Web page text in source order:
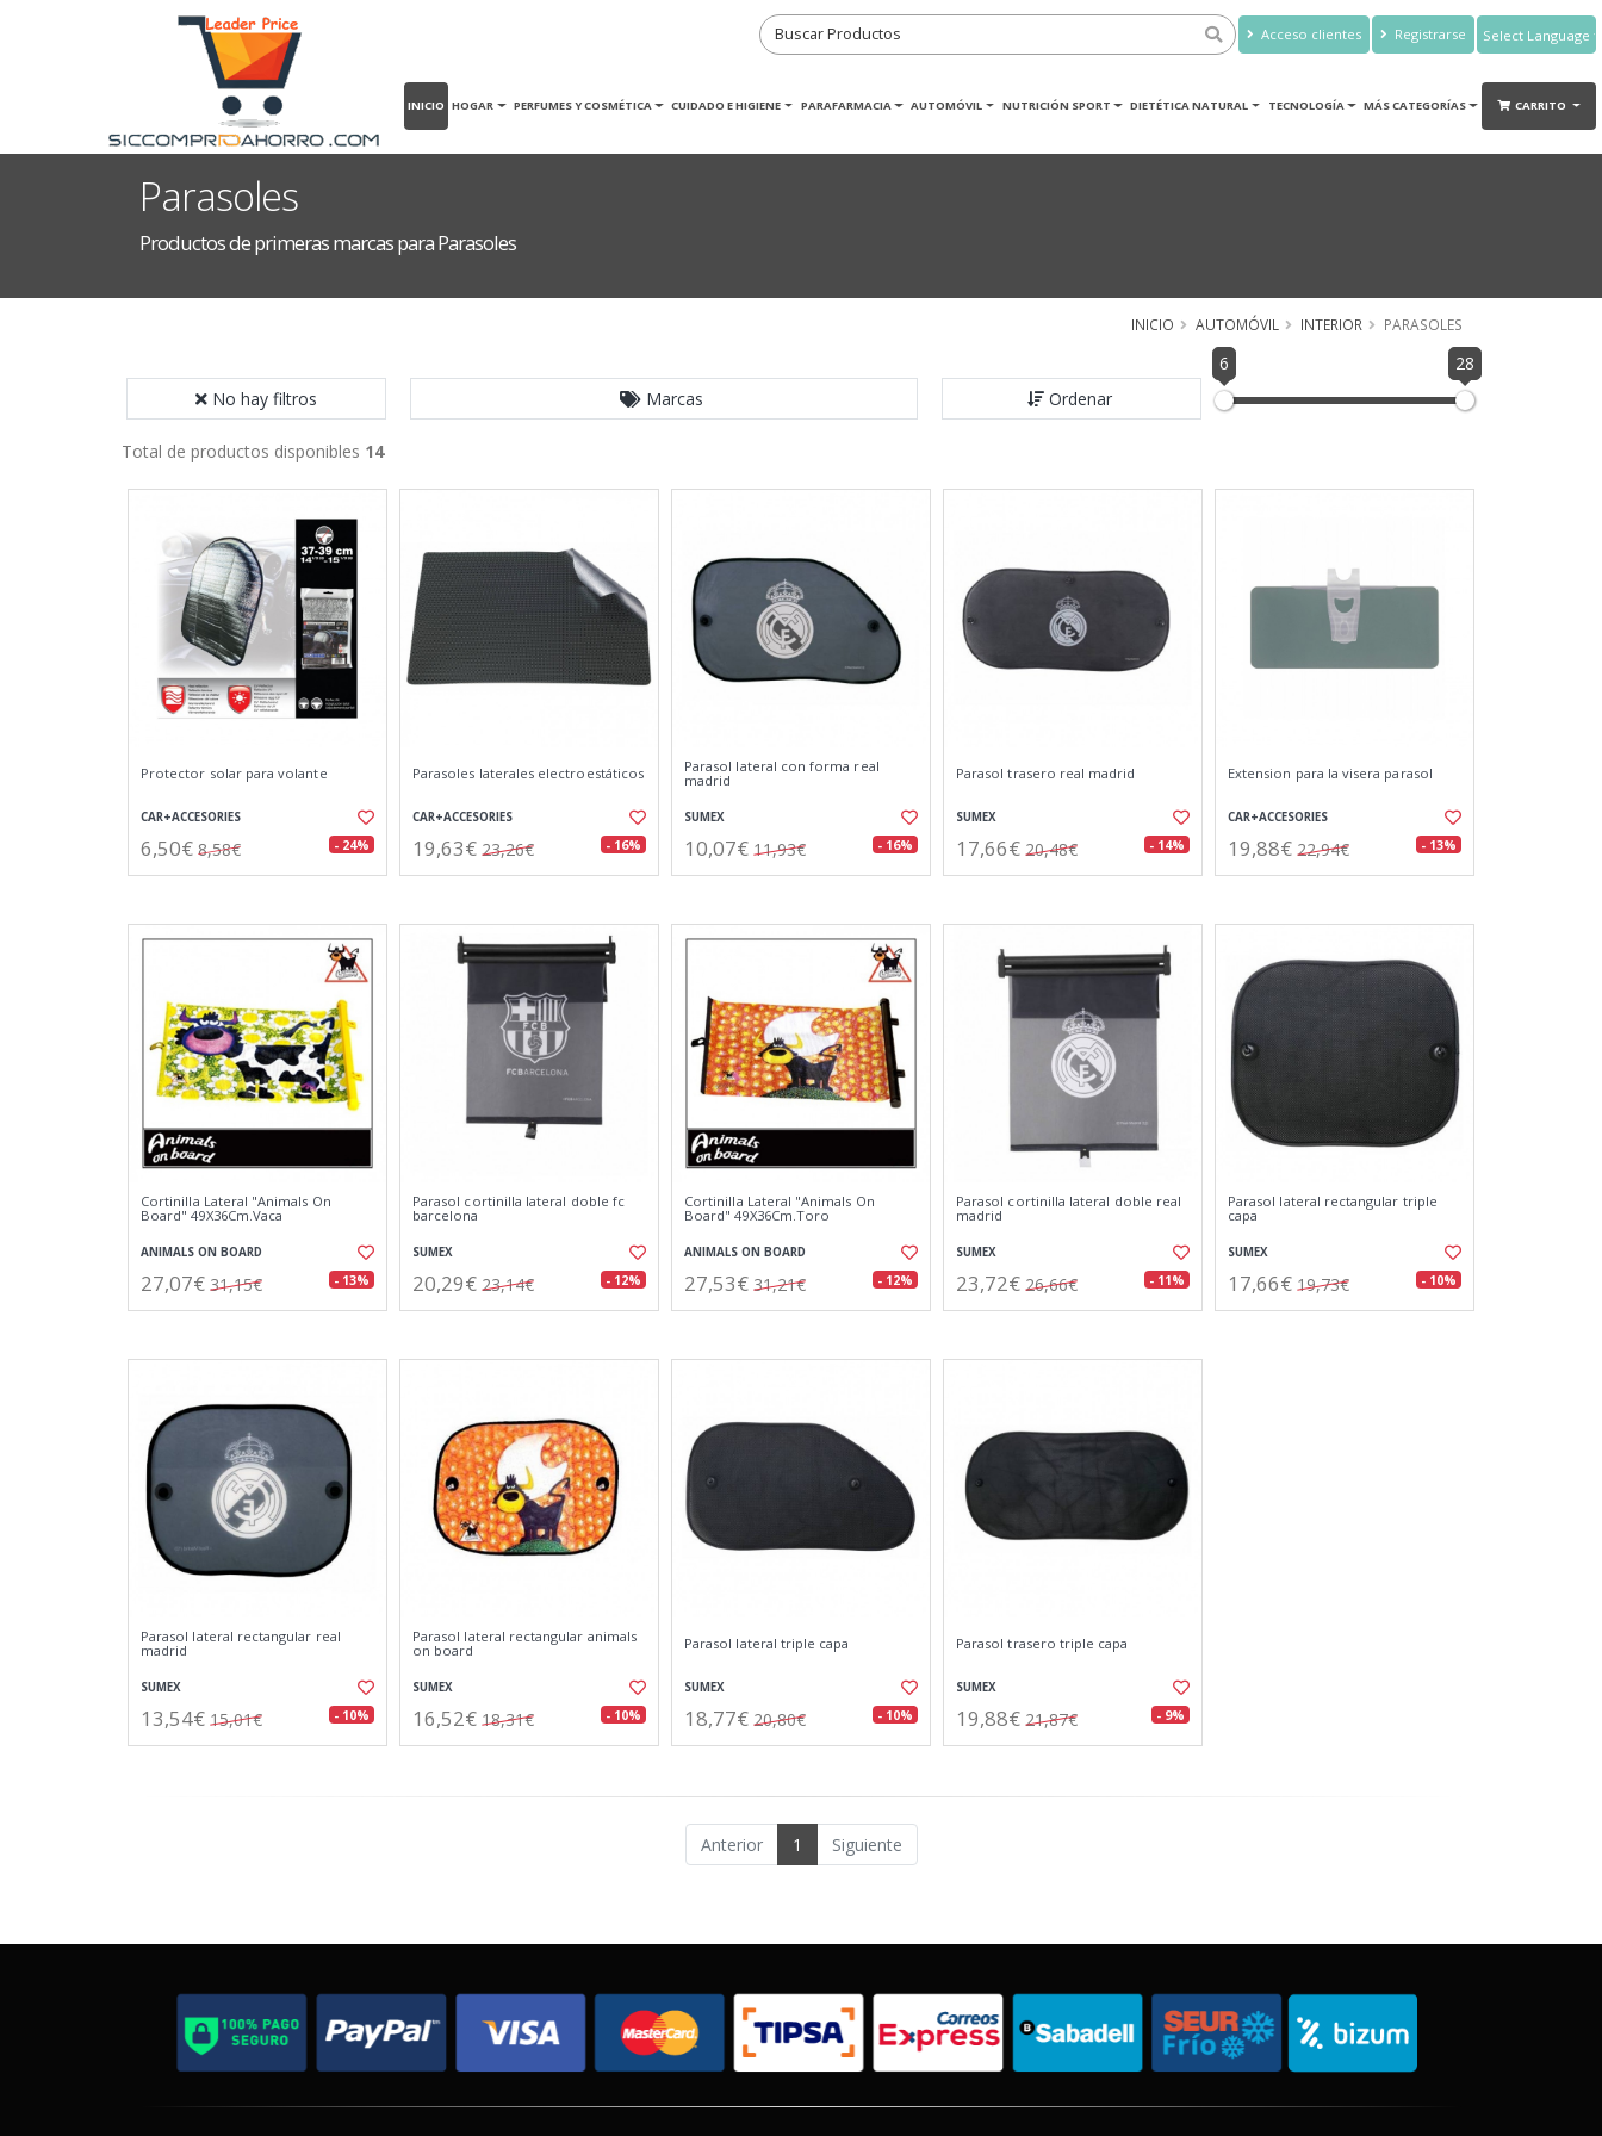
Acceso clientes Registrarse
Translate
INICIO HOGAR PERFUMES Y COSMÉTICA CUIDADO E HIGIENE PARAFARMACIA AUTOMÓVIL NUTRICIÓN SPORT DIETÉTICA NATURAL TECNOLOGÍA MÁS CATEGORÍAS CARRITO
Parasoles
Productos de primeras marcas para Parasoles
INICIO AUTOMÓVIL INTERIOR PARASOLES
No hay filtros Marcas Ordenar
6 28
Total de productos disponibles 14
Protector solar para volante
CAR+ACCESORIES
6,50€ 8,58€ - 24%
Parasoles laterales electroestáticos
CAR+ACCESORIES
19,63€ 23,26€ - 16%
Parasol lateral con forma real
madrid
SUMEX
10,07€ 11,93€ - 16%
Parasol trasero real madrid
SUMEX
17,66€ 20,48€ - 14%
Extension para la visera parasol
CAR+ACCESORIES
19,88€ 22,94€ - 13%
Cortinilla Lateral "Animals On
Board" 49X36Cm.Vaca
ANIMALS ON BOARD
27,07€ 31,15€ - 13%
Parasol cortinilla lateral doble fc
barcelona
SUMEX
20,29€ 23,14€ - 12%
Cortinilla Lateral "Animals On
Board" 49X36Cm.Toro
ANIMALS ON BOARD
27,53€ 31,21€ - 12%
Parasol cortinilla lateral doble real
madrid
SUMEX
23,72€ 26,66€ - 11%
Parasol lateral rectangular triple
capa
SUMEX
17,66€ 19,73€ - 10%
Parasol lateral rectangular real
madrid
SUMEX
13,54€ 15,01€ - 10%
Parasol lateral rectangular animals
on board
SUMEX
16,52€ 18,31€ - 10%
Parasol lateral triple capa
SUMEX
18,77€ 20,80€ - 10%
Parasol trasero triple capa
SUMEX
19,88€ 21,87€ - 9%
Anterior 1 Siguiente